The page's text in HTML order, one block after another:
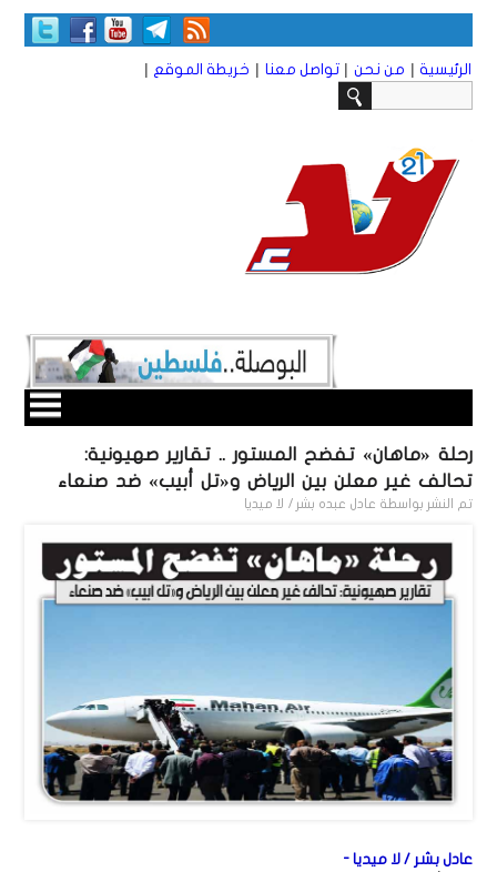
الرئيسية | من نحن | تواصل معنا | خريطة الموقع |
رحلة «ماهان» تفضح المستور .. تقارير صهيونية:
تحالف غير معلن بين الرياض و«تل أبيب» ضد صنعاء
تم النشر بواسطة عادل عبده بشر / لا ميديا
عادل بشر / لا ميديا -